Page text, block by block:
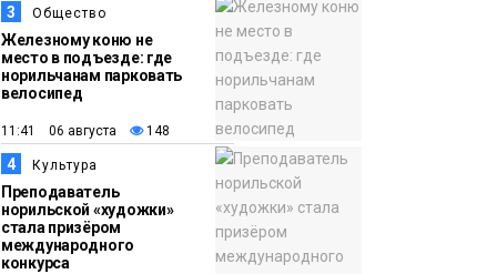
Новости
ремонтном
предприятии
«Норникеля»
16:07
05 августа
Культура
Как в Норильске
прошёл юбилейный
День полярного
жирафа
3 Общество
Железному коню не
место в подъезде: где
норильчанам парковать
велосипед
11:41 06 августа 148
4 Культура
Преподаватель
норильской «художки»
стала призёром
международного
конкурса